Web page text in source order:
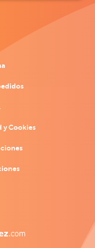
y Cookies